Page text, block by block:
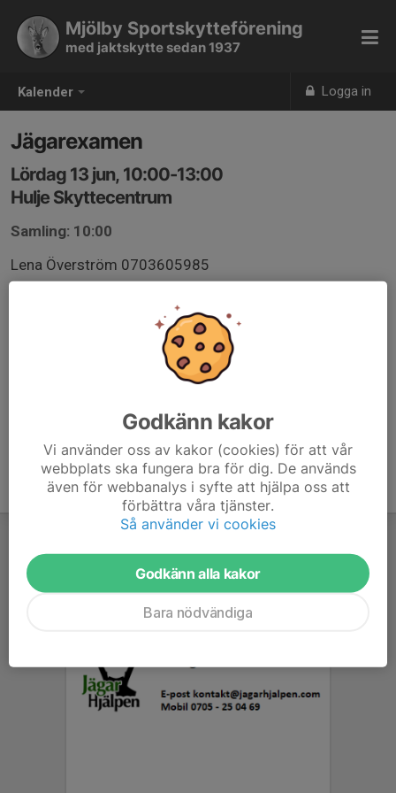
Kalender Logga in
Mjölby Sportskytteförening
med jaktskytte sedan 1937
Jägarexamen
Lördag 13 jun, 10:00-13:00
Hulje Skyttecentrum
Samling: 10:00
Lena Överström 0703605985
Godkänn kakor
Vi använder oss av kakor (cookies) för att vår
webbplats ska fungera bra för dig. De används
även för webbanalys i syfte att hjälpa oss att
förbättra våra tjänster.
Så använder vi cookies
Godkänn alla kakor
Bara nödvändiga